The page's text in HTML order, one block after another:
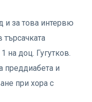
и за това интервю
търсачката
на доц. Гугутков.
преддиабета и
при хора с